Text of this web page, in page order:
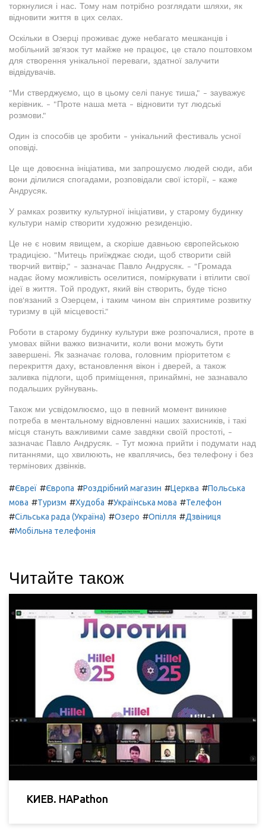
торкнулися і нас. Тому нам потрібно розглядати шляхи, як
відновити життя в цих селах.
Оскільки в Озерці проживає дуже небагато мешканців і
мобільний зв'язок тут майже не працює, це стало поштовхом
для створення унікальної переваги, здатної залучити
відвідувачів.
"Ми стверджуємо, що в цьому селі панує тиша," - зауважує
керівник. - "Проте наша мета - відновити тут людські
розмови."
Один із способів це зробити - унікальний фестиваль усної
оповіді.
Це ще довоєнна ініціатива, ми запрошуємо людей сюди, аби
вони ділилися спогадами, розповідали свої історії, - каже
Андрусяк.
У рамках розвитку культурної ініціативи, у старому будинку
культури намір створити художню резиденцію.
Це не є новим явищем, а скоріше давньою європейською
традицією. "Митець приїжджає сюди, щоб створити свій
творчий витвір," - зазначає Павло Андрусяк. - "Громада
надає йому можливість оселитися, поміркувати і втілити свої
ідеї в життя. Той продукт, який він створить, буде тісно
пов'язаний з Озерцем, і таким чином він сприятиме розвитку
туризму в цій місцевості."
Роботи в старому будинку культури вже розпочалися, проте в
умовах війни важко визначити, коли вони можуть бути
завершені. Як зазначає голова, головним пріоритетом є
перекриття даху, встановлення вікон і дверей, а також
заливка підлоги, щоб приміщення, принаймні, не зазнавало
подальших руйнувань.
Також ми усвідомлюємо, що в певний момент виникне
потреба в ментальному відновленні наших захисників, і такі
місця стануть важливими саме завдяки своїй простоті, -
зазначає Павло Андрусяк. - Тут можна прийти і подумати над
питаннями, що хвилюють, не кваплячись, без телефону і без
термінових дзвінків.
#Євреї #Європа #Роздрібний магазин #Церква #Польська
мова #Туризм #Худоба #Українська мова #Телефон
#Сільська рада (Україна) #Озеро #Опілля #Дзвіниця
#Мобільна телефонія
Читайте також
КИЕВ. HAPathon